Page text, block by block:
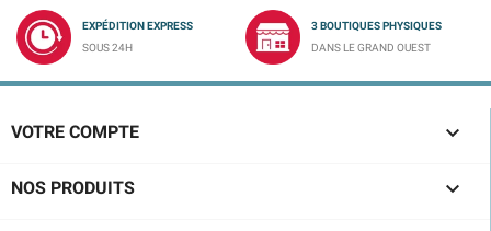
EXPÉDITION EXPRESS
SOUS 24H
3 BOUTIQUES PHYSIQUES
DANS LE GRAND OUEST
VOTRE COMPTE 
NOS PRODUITS 